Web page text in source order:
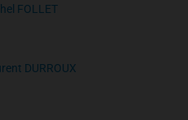
FOLLET
DURROUX